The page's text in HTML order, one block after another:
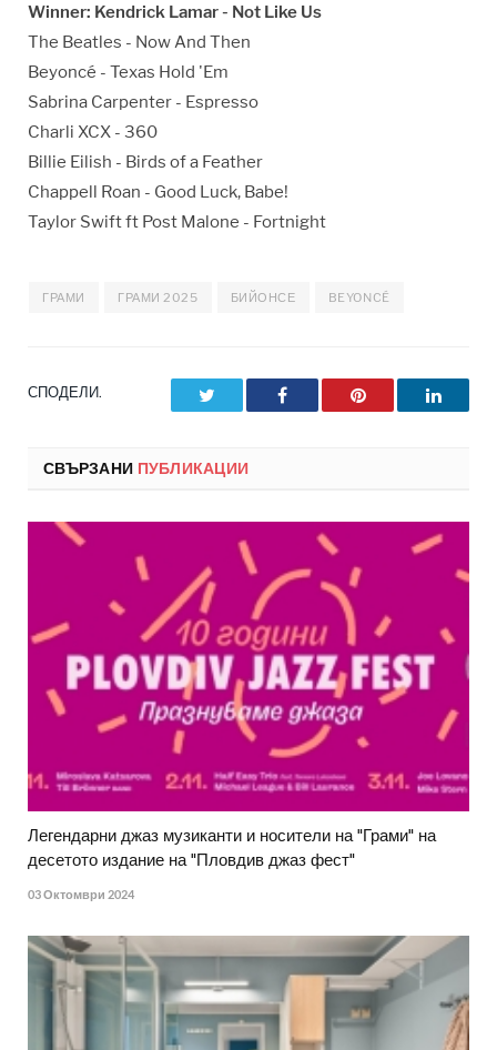
Winner: Kendrick Lamar - Not Like Us
The Beatles - Now And Then
Beyoncé - Texas Hold 'Em
Sabrina Carpenter - Espresso
Charli XCX - 360
Billie Eilish - Birds of a Feather
Chappell Roan - Good Luck, Babe!
Taylor Swift ft Post Malone - Fortnight
ГРАМИ ГРАМИ 2025 БИЙОНСЕ BEYONCÉ
СПОДЕЛИ. Facebook Pinterest
СВЪРЗАНИ ПУБЛИКАЦИИ
Легендарни джаз музиканти и носители на "Грами" на
десетото издание на "Пловдив джаз фест"
03 Октомври 2024